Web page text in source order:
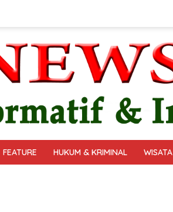
FEATURE HUKUM & KRIMINAL WISATA